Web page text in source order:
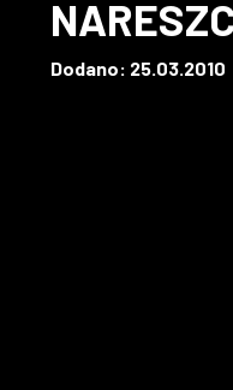
Dodano: